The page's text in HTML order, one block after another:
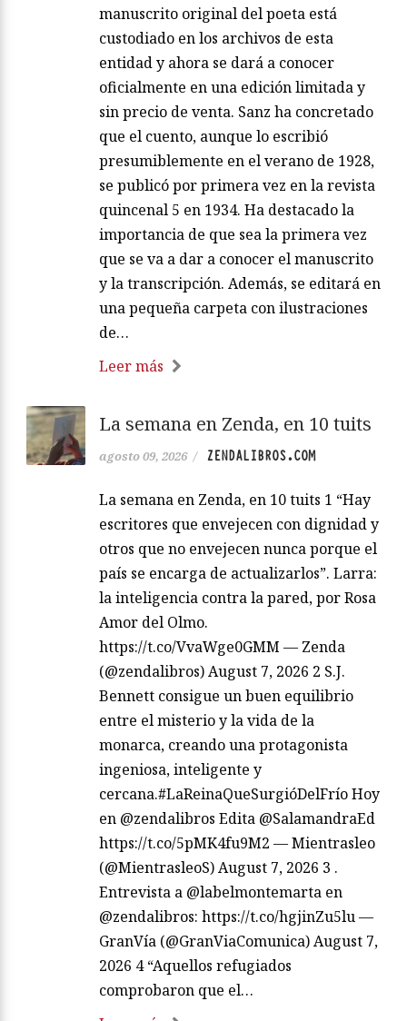
manuscrito original del poeta está
custodiado en los archivos de esta
entidad y ahora se dará a conocer
oficialmente en una edición limitada y
sin precio de venta. Sanz ha concretado
que el cuento, aunque lo escribió
presumiblemente en el verano de 1928,
se publicó por primera vez en la revista
quincenal 5 en 1934. Ha destacado la
importancia de que sea la primera vez
que se va a dar a conocer el manuscrito
y la transcripción. Además, se editará en
una pequeña carpeta con ilustraciones
de…
Leer más
La semana en Zenda, en 10 tuits
agosto 09, 2026 / ZENDALIBROS.COM
La semana en Zenda, en 10 tuits 1 “Hay
escritores que envejecen con dignidad y
otros que no envejecen nunca porque el
país se encarga de actualizarlos”. Larra:
la inteligencia contra la pared, por Rosa
Amor del Olmo.
https://t.co/VvaWge0GMM — Zenda
(@zendalibros) August 7, 2026 2 S.J.
Bennett consigue un buen equilibrio
entre el misterio y la vida de la
monarca, creando una protagonista
ingeniosa, inteligente y
cercana.#LaReinaQueSurgióDelFrío Hoy
en @zendalibros Edita @SalamandraEd
https://t.co/5pMK4fu9M2 — Mientrasleo
(@MientrasleoS) August 7, 2026 3 .
Entrevista a @labelmontemarta en
@zendalibros: https://t.co/hgjinZu5lu —
GranVía (@GranViaComunica) August 7,
2026 4 “Aquellos refugiados
comprobaron que el…